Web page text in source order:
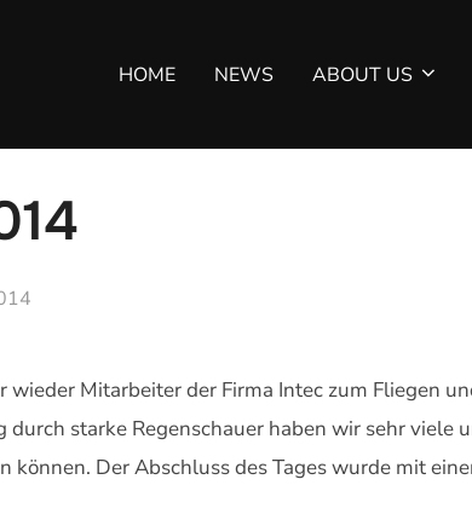
HOME NEWS ABOUT US
wieder Mitarbeiter der Firma Intec zum Fliegen
starke Regenschauer haben wir sehr viele
können. Der Abschluss des Tages wurde mit